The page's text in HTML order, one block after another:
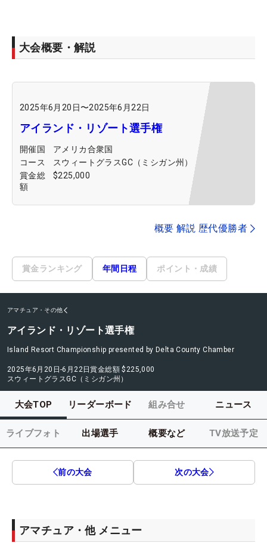
大会概要・解説
2025年6月20日〜2025年6月22日
アイランド・リゾート選手権
開催国
アメリカ合衆国
コース
スウィートグラスGC（ミシガン州）
賞金総
額
$225,000
概要 解説 歴代優勝者
賞金ランキング 年間日程 ポイント・成績
アマチュア・その他
アイランド・リゾート選手権
Island Resort Championship presented by Delta County Chamber
2025年6月20日-6月22日賞金総額 $225,000
スウィートグラスGC（ミシガン州）
大会TOP リーダーボード 組み合せ ニュース
ライブフォト 出場選手 概要など TV放送予定
前の大会 次の大会
アマチュア・他 メニュー